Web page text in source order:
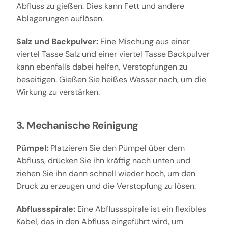
Abfluss zu gießen. Dies kann Fett und andere
Ablagerungen auflösen.
Salz und Backpulver:Eine Mischung aus einer
viertel Tasse Salz und einer viertel Tasse Backpulver
kann ebenfalls dabei helfen, Verstopfungen zu
beseitigen. Gießen Sie heißes Wasser nach, um die
Wirkung zu verstärken.
3. Mechanische Reinigung
Pümpel:Platzieren Sie den Pümpel über dem
Abfluss, drücken Sie ihn kräftig nach unten und
ziehen Sie ihn dann schnell wieder hoch, um den
Druck zu erzeugen und die Verstopfung zu lösen.
Abflussspirale:Eine Abflussspirale ist ein flexibles
Kabel, das in den Abfluss eingeführt wird, um